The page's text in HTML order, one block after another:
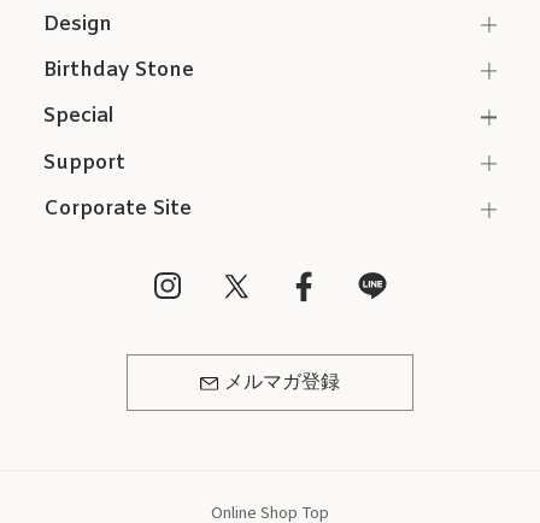
Support
Corporate Site
メルマガ登録
Design
Birthday Stone
Special
Online Shop Top